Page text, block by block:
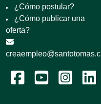
¿Cómo postular?
¿Cómo publicar una
oferta?
creaempleo@santotomas.cl